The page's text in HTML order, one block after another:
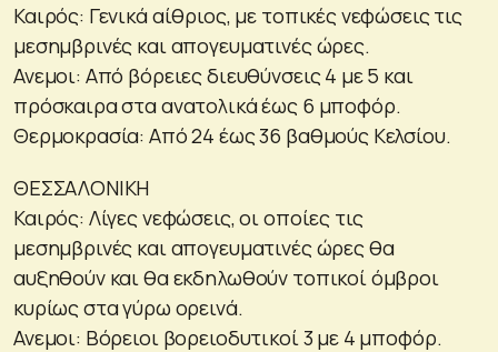
Καιρός: Γενικά αίθριος, με τοπικές νεφώσεις τις
μεσημβρινές και απογευματινές ώρες.
Ανεμοι: Από βόρειες διευθύνσεις 4 με 5 και
πρόσκαιρα στα ανατολικά έως 6 μποφόρ.
Θερμοκρασία: Από 24 έως 36 βαθμούς Κελσίου.
ΘΕΣΣΑΛΟΝΙΚΗ
Καιρός: Λίγες νεφώσεις, οι οποίες τις
μεσημβρινές και απογευματινές ώρες θα
αυξηθούν και θα εκδηλωθούν τοπικοί όμβροι
κυρίως στα γύρω ορεινά.
Ανεμοι: Βόρειοι βορειοδυτικοί 3 με 4 μποφόρ.